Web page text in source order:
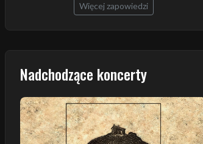
Więcej zapowiedzi
Nadchodzące koncerty